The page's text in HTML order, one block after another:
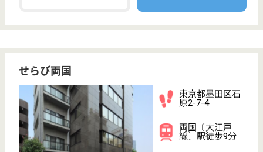
サイトマップ 利用規約
プライバシーポリシー 運営会社
採用ご担当者様へ お知らせ